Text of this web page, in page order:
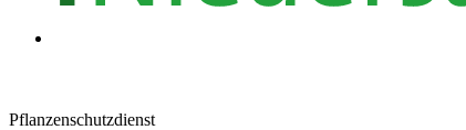
Pflanzenschutzdienst